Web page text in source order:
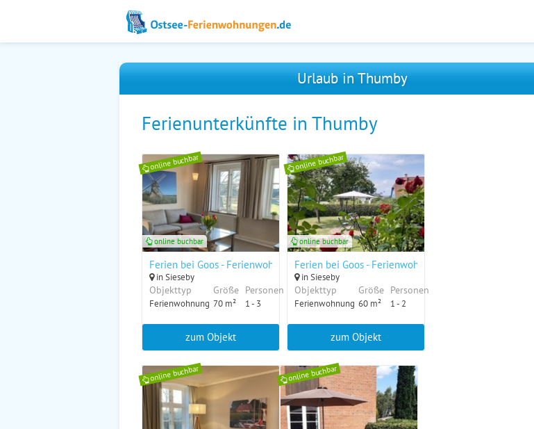
Urlaub in Thumby
Ferienunterkünfte in Thumby
online buchbar
Ferien bei Goos - Ferienwohnung "Dinkel"
in Sieseby
Objekttyp
Ferienwohnung
Größe
70 m²
Personen
1 - 3
online buchbar
zum Objekt
online buchbar
Ferien bei Goos - Ferienwohnung "Weizen"
in Sieseby
Objekttyp
Ferienwohnung
Größe
60 m²
Personen
1 - 2
online buchbar
zum Objekt
online buchbar online buchbar